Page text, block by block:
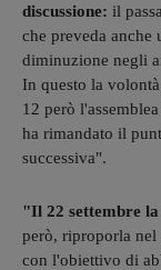
discussione: il
che preveda anche
diminuzione negli
In questo la
12 però
ha rimandato il
successiva".
"Il 22 settembre
però, riproporla
con l'obiettivo di